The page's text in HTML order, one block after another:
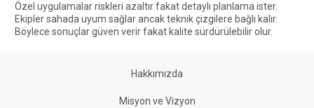
Özel uygulamalar riskleri azaltır fakat detaylı planlama ister.
Ekipler sahada uyum sağlar ancak teknik çizgilere bağlı kalır.
Böylece sonuçlar güven verir fakat kalite sürdürülebilir olur.
Hakkımızda
Misyon ve Vizyon